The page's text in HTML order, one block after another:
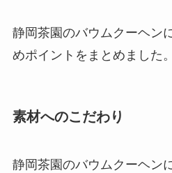
静岡茶園のバウムクーヘン
めポイントをまとめました。
素材へのこだわり
静岡茶園のバウムクーヘン